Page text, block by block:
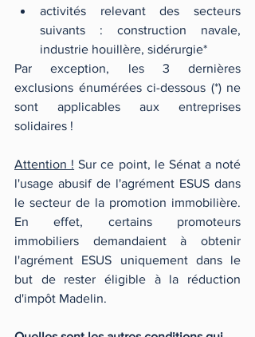
activités relevant des secteurs
suivants : construction navale,
industrie houillère, sidérurgie*
Par exception, les 3 dernières
exclusions énumérées ci-dessous (*) ne
sont applicables aux entreprises
solidaires !
Attention ! Sur ce point, le Sénat a noté
l'usage abusif de l'agrément ESUS dans
le secteur de la promotion immobilière.
En effet, certains promoteurs
immobiliers demandaient à obtenir
l'agrément ESUS uniquement dans le
but de rester éligible à la réduction
d'impôt Madelin.